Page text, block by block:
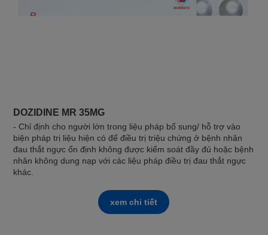
DOZIDINE MR 35MG
- Chỉ định cho người lớn trong liệu pháp bổ sung/ hỗ trợ vào
biện pháp trị liệu hiện có để điều trị triệu chứng ở bệnh nhân
đau thắt ngực ổn định không được kiểm soát đầy đủ hoặc bệnh
nhân không dung nạp với các liệu pháp điều trị đau thắt ngực
khác.
xem chi tiết